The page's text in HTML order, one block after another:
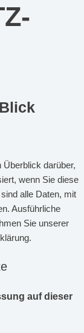
Überblick darüber,
wenn Sie diese
alle Daten, mit
Ausführliche
Sie unserer
auf dieser